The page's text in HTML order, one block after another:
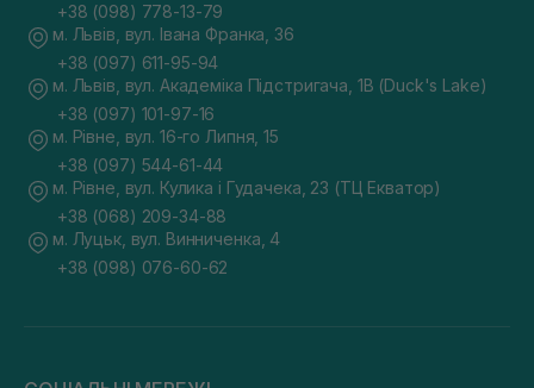
+38 (098) 778-13-79
м. Львів, вул. Івана Франка, 36
+38 (097) 611-95-94
м. Львів, вул. Академіка Підстригача, 1В (Duck's Lake)
+38 (097) 101-97-16
м. Рівне, вул. 16-го Липня, 15
+38 (097) 544-61-44
м. Рівне, вул. Кулика і Гудачека, 23 (ТЦ Екватор)
+38 (068) 209-34-88
м. Луцьк, вул. Винниченка, 4
+38 (098) 076-60-62